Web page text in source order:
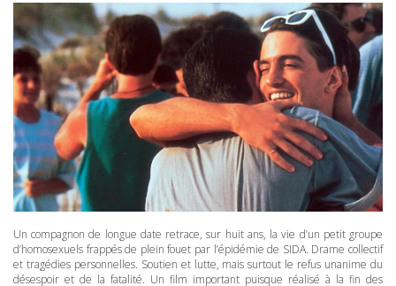
Un compagnon de longue date retrace, sur huit ans, la vie d’un petit groupe
d’homosexuels frappés de plein fouet par l’épidémie de SIDA. Drame collectif
et tragédies personnelles. Soutien et lutte, mais surtout le refus unanime du
désespoir et de la fatalité. Un film important puisque réalisé à la fin des